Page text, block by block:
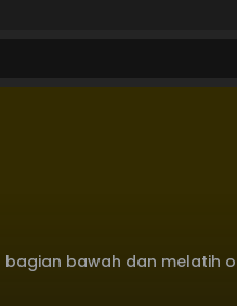
bawah dan melatih